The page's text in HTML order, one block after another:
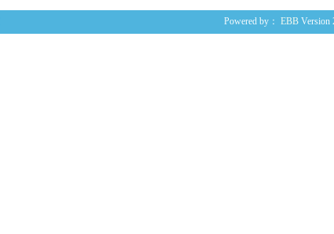
Powered by： EBB Version